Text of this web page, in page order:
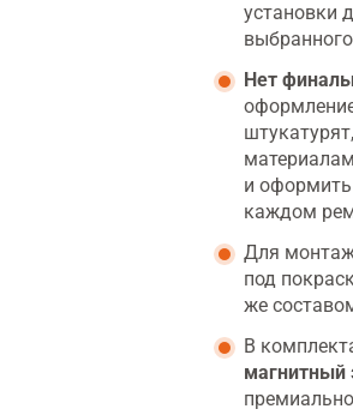
установки
Нет
и
каждом
Для
под
же
В
магнитный